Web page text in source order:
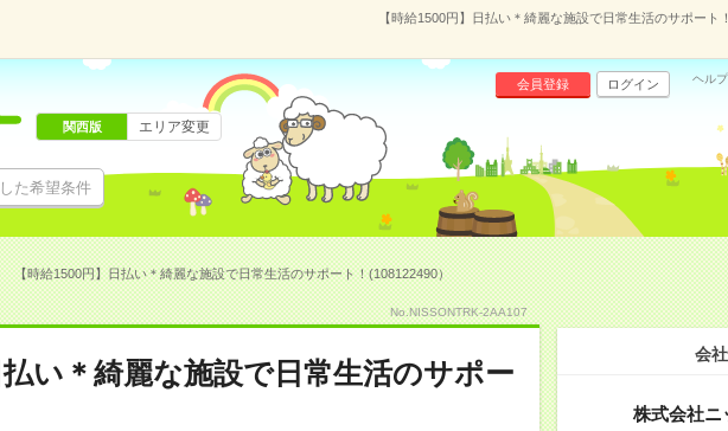
【時給1500円】日払い＊綺麗な施設で日常生活のサポート
た希望条件
会員登録 ログイン ヘル
関西版 エリア変更
【時給1500円】日払い＊綺麗な施設で日常生活のサポート！(108122490）
No.NISSONTRK-2AA107
払い＊綺麗な施設で日常生活のサポー
会
株式会社ニ